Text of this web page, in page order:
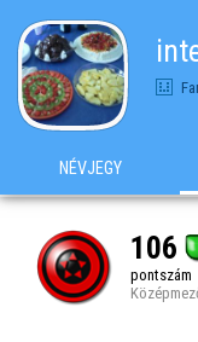
NÉVJEGY
106
pontszám